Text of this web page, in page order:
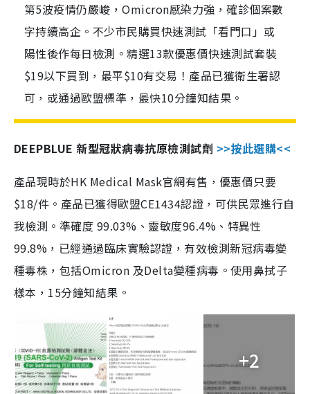
第5波疫情仍嚴峻，Omicron感染力強，確診個案數
字持續高企。不少市民購買快速測試「看門口」或
陽性後作每日檢測。精選13款優惠價快速測試套裝
$19以下買到，最平$10有交易！產品已獲衛生署認
可，或通過歐盟標準，最快10分鐘知結果。
DEEPBLUE 新型冠狀病毒抗原檢測試劑 >>按此選購<<
產品現時於HK Medical Mask官網有售，優惠價只要
$18/件。產品已獲得歐盟CE1434認證，可供民眾進行自
我檢測。準確度 99.03%、靈敏度96.4%、特異性
99.8%，已經通過臨床實驗認證，有效檢測新冠病毒變
種毒株，包括Omicron 及Delta變種病毒。使用鼻拭子
樣本，15分鐘知結果。
+2